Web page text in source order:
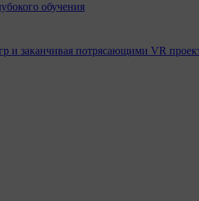
обучения
и заканчивая потрясающими VR